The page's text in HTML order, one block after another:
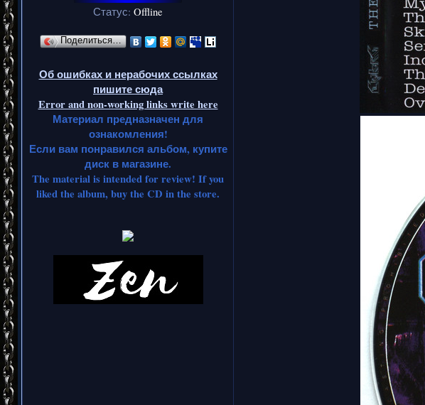
Статус: Offline
Поделиться…
Об ошибках и нерабочих ссылках
пишите сюда
Error and non-working links write here
Материал предназначен для
ознакомления!
Если вам понравился альбом, купите
диск в магазине.
The material is intended for review! If you
liked the album, buy the CD in the store.